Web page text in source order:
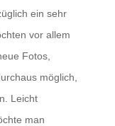
ein sehr
vor allem
Fotos,
möglich,
Leicht
man